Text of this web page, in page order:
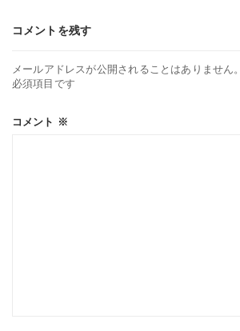
ン
コメントを残す
メールアドレスが公開されることはありません。
必須項目です
コメント ※